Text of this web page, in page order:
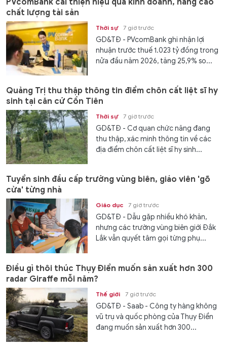
chất lượng tài sản
Thời sự 7 giờ trước
GD&TĐ - PVcomBank ghi nhận lợi
nhuận trước thuế 1.023 tỷ đồng trong
nửa đầu năm 2026, tăng 25,9% so...
Quảng Trị thu thập thông tin điểm chôn cất liệt sĩ hy
sinh tại căn cứ Cồn Tiên
Thời sự 7 giờ trước
GD&TĐ - Cơ quan chức năng đang
thu thập, xác minh thông tin về các
địa điểm chôn cất liệt sĩ hy sinh...
Tuyển sinh đầu cấp trường vùng biên, giáo viên 'gõ
cửa' từng nhà
Giáo dục 7 giờ trước
GD&TĐ - Dẫu gặp nhiều khó khăn,
nhưng các trường vùng biên giới Đắk
Lắk vẫn quyết tâm gọi từng phụ...
Điều gì thôi thúc Thụy Điển muốn sản xuất hơn 300
radar Giraffe mỗi năm?
Thế giới 7 giờ trước
GD&TĐ - Saab - Công ty hàng không
vũ trụ và quốc phòng của Thụy Điển
đang muốn sản xuất hơn 300...